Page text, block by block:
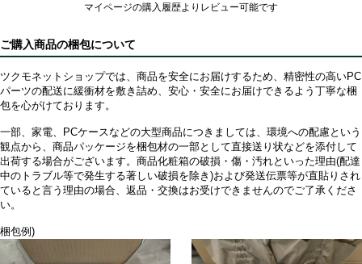
マイページの購入履歴よりレビュー可能です
ご購入商品の梱包について
ツクモネットショップでは、商品を安全にお届けするため、精密性の高いPC
パーツの配送に緩衝材を敷き詰め、安心・安全にお届けできるよう丁寧な梱
包を心がけております。
一部、家電、PCケースなどの大型商品につきましては、環境への配慮という
観点から、商品パッケージを梱包材の一部として直接送り状などを添付して
出荷する場合がございます。商品化粧箱の破損・傷・汚れといった理由(配達
中のトラブル等で発生する著しい破損を除き)および発送伝票等が直貼りされ
ていると言う理由の場合、返品・交換はお受けできませんのでご了承くださ
い。
梱包例)